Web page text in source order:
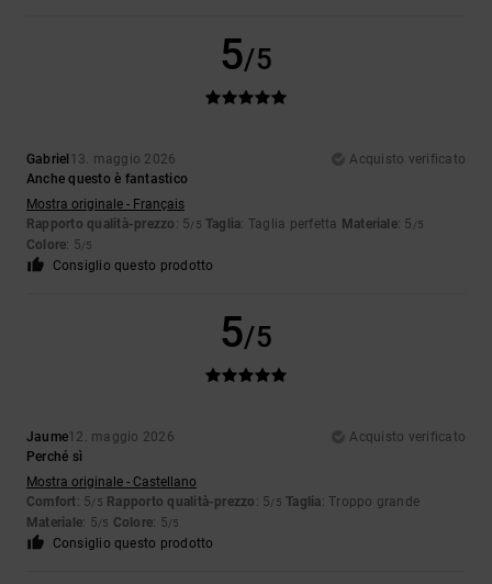
5/5
Gabriel 13. maggio 2026
Acquisto verificato
Anche questo è fantastico
Mostra originale - Français
Rapporto qualità-prezzo : 5/5 Taglia: Taglia perfetta Materiale: 5 /5
Colore: 5/5
Consiglio questo prodotto
5/5
Jaume12. maggio 2026
Acquisto verificato
Perché sì
Mostra originale - Castellano
Comfort: 5/5 Rapporto qualità-prezzo : 5/5 Taglia: Troppo grande
Materiale: 5/5 Colore: 5/5
Consiglio questo prodotto